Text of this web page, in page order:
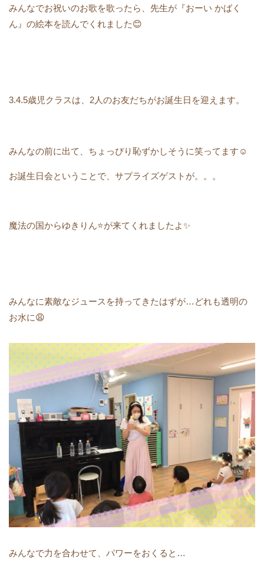
みんなでお祝いのお歌を歌ったら、先生が『おーい かばく
ん』の絵本を読んでくれました😊
3.4.5歳児クラスは、2人のお友だちがお誕生日を迎えます。
みんなの前に出て、ちょっぴり恥ずかしそうに笑ってます☺️
お誕生日会ということで、サプライズゲストが。。。
魔法の国からゆきりん⭐️が来てくれましたよ✨
みんなに素敵なジュースを持ってきたはずが…どれも透明の
お水に😩
みんなで力を合わせて、パワーをおくると…